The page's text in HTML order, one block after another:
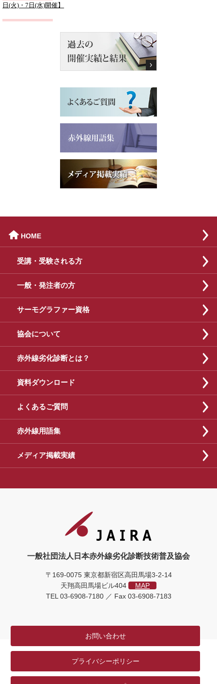
 HOME
受講・受験される方
一般・発注者の方
サーモグラファー資格
協会について
赤外線劣化診断とは？
資料ダウンロード
よくあるご質問
赤外線用語集
メディア掲載実績
一般社団法人日本赤外線劣化診断技術普及協会
〒169-0075 東京都新宿区高田馬場3-2-14
天翔高田馬場ビル404
MAP
TEL 03-6908-7180 ／ Fax 03-6908-7183
お問い合わせ
プライバシーポリシー